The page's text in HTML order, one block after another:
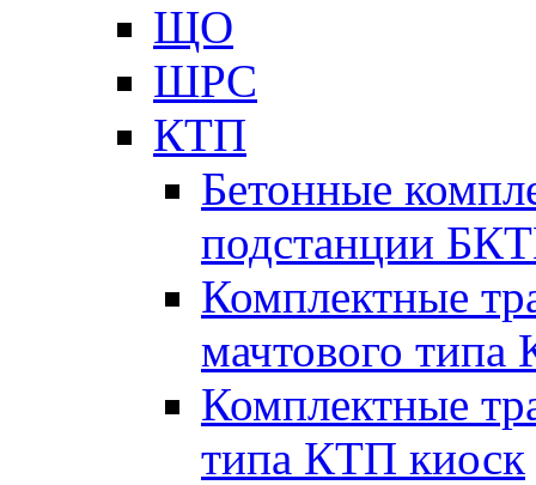
ЩО
ШРС
КТП
Бетонные
подстанции
Комплектные
мачтового
Комплектные
типа КТП киоск